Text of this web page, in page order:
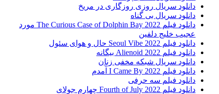
دانلود سریال روزی روزگاری در مریخ
دانلود سریال بی گناه
دانلود فیلم The Curious Case of Dolphin Bay 2022 مورد
عجیب خلیج دلفین
دانلود فیلم Seoul Vibe 2022 حال و هوای سئول
دانلود فیلم Alienoid 2022 بیگانه
دانلود سریال شبکه مخفی زنان
دانلود فیلم I Came By 2022 آمدم
دانلود فیلم سه حرفی
دانلود فیلم Fourth of July 2022 چهارم جولای